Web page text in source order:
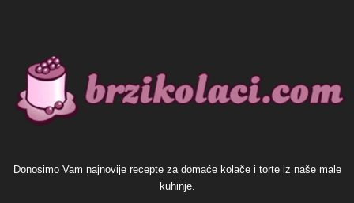
Donosimo Vam najnovije recepte za domaće kolače i torte iz naše male
kuhinje.